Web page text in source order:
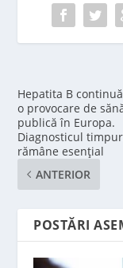
Hepatita B
o provocare de
publică în Europa.
Diagnosticul
rămâne esențial
ANTERIOR
POSTĂRI